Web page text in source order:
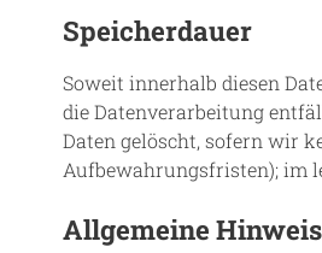
Speicherdauer
Soweit innerhalb diesen
die Datenverarbeitung
Daten gelöscht, sofern wir
Aufbewahrungsfristen); im
Allgemeine